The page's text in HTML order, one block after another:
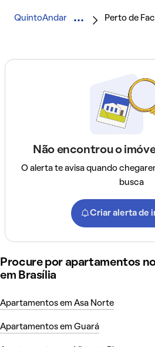
QuintoAndar Perto de
Não encontrou o
O alerta te avisa quando
busca
Criar alerta de
Procure por apartamentos
em Brasília
Apartamentos em Asa Norte
Apartamentos em Guará